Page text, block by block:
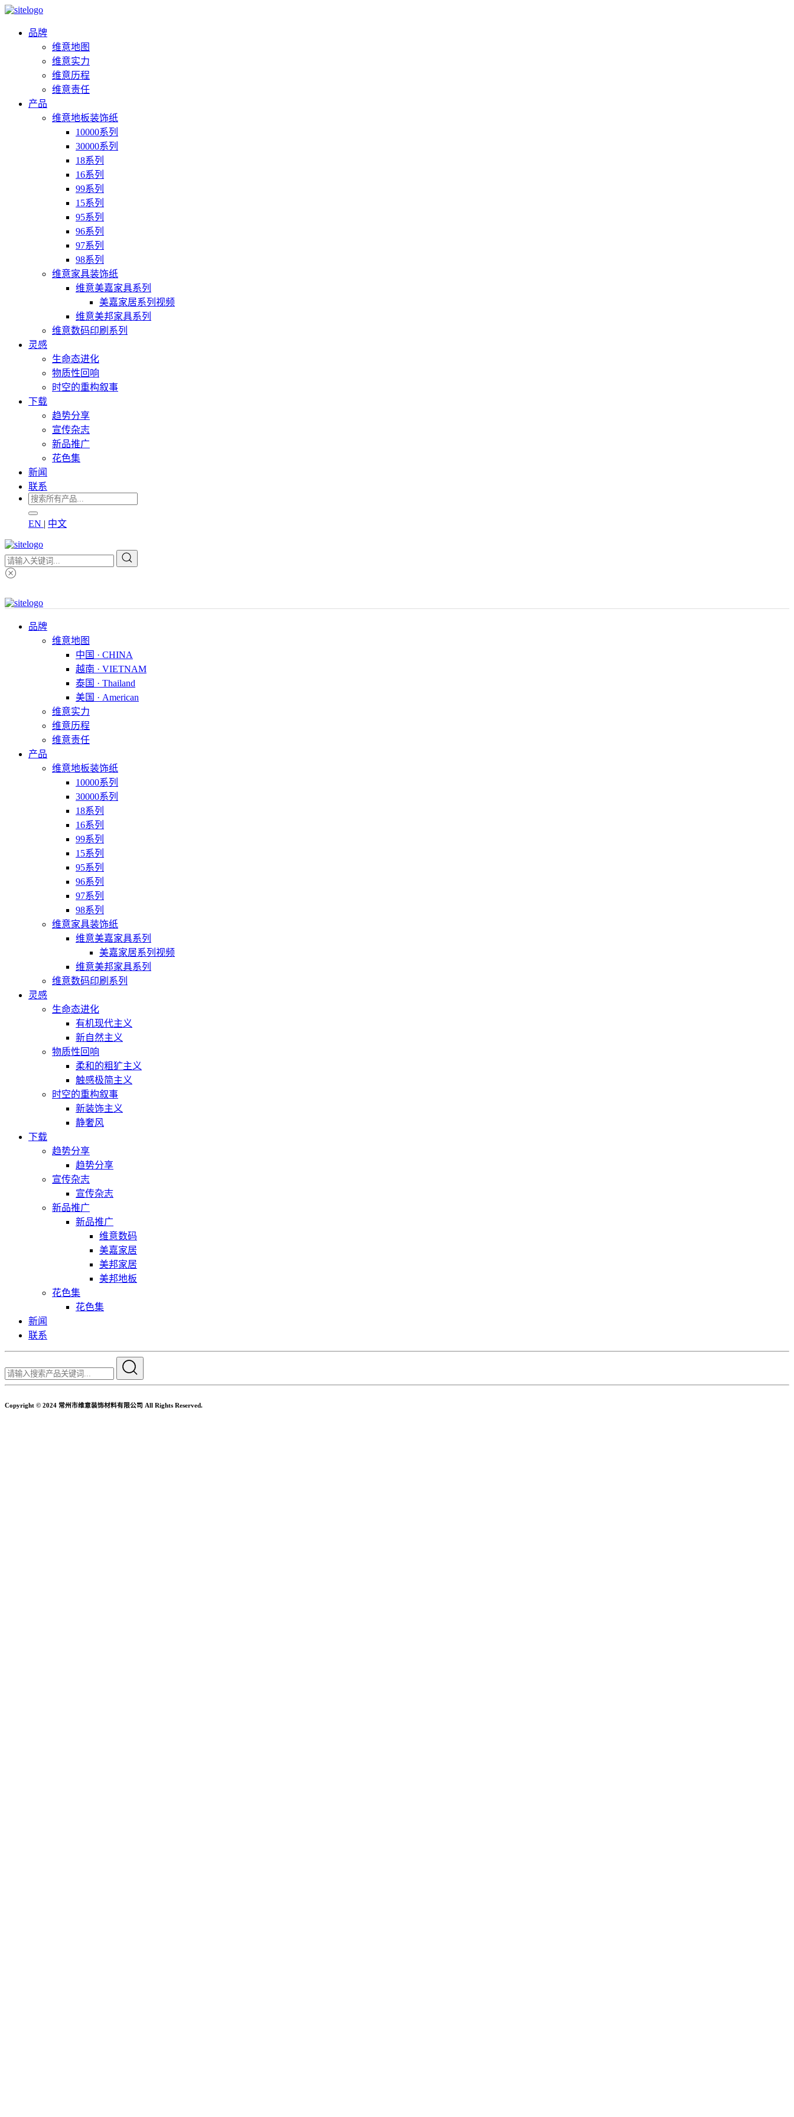
品牌
维意地图
维意实力
维意历程
维意责任
产品
维意地板装饰纸
10000系列
30000系列
18系列
16系列
99系列
15系列
95系列
96系列
97系列
98系列
维意家具装饰纸
维意美嘉家具系列
美嘉家居系列视频
维意美邦家具系列
维意数码印刷系列
灵感
生命态进化
物质性回响
时空的重构叙事
下载
趋势分享
宣传杂志
新品推广
花色集
新闻
联系
EN | 中文
品牌
维意地图
中国 · CHINA
越南 · VIETNAM
泰国 · Thailand
美国 · American
维意实力
维意历程
维意责任
产品
维意地板装饰纸
10000系列
30000系列
18系列
16系列
99系列
15系列
95系列
96系列
97系列
98系列
维意家具装饰纸
维意美嘉家具系列
美嘉家居系列视频
维意美邦家具系列
维意数码印刷系列
灵感
生命态进化
有机现代主义
新自然主义
物质性回响
柔和的粗犷主义
触感极简主义
时空的重构叙事
新装饰主义
静奢风
下载
趋势分享
趋势分享
宣传杂志
宣传杂志
新品推广
新品推广
维意数码
美嘉家居
美邦家居
美邦地板
花色集
花色集
新闻
联系
Copyright © 2024 常州市维意装饰材料有限公司 All Rights Reserved.